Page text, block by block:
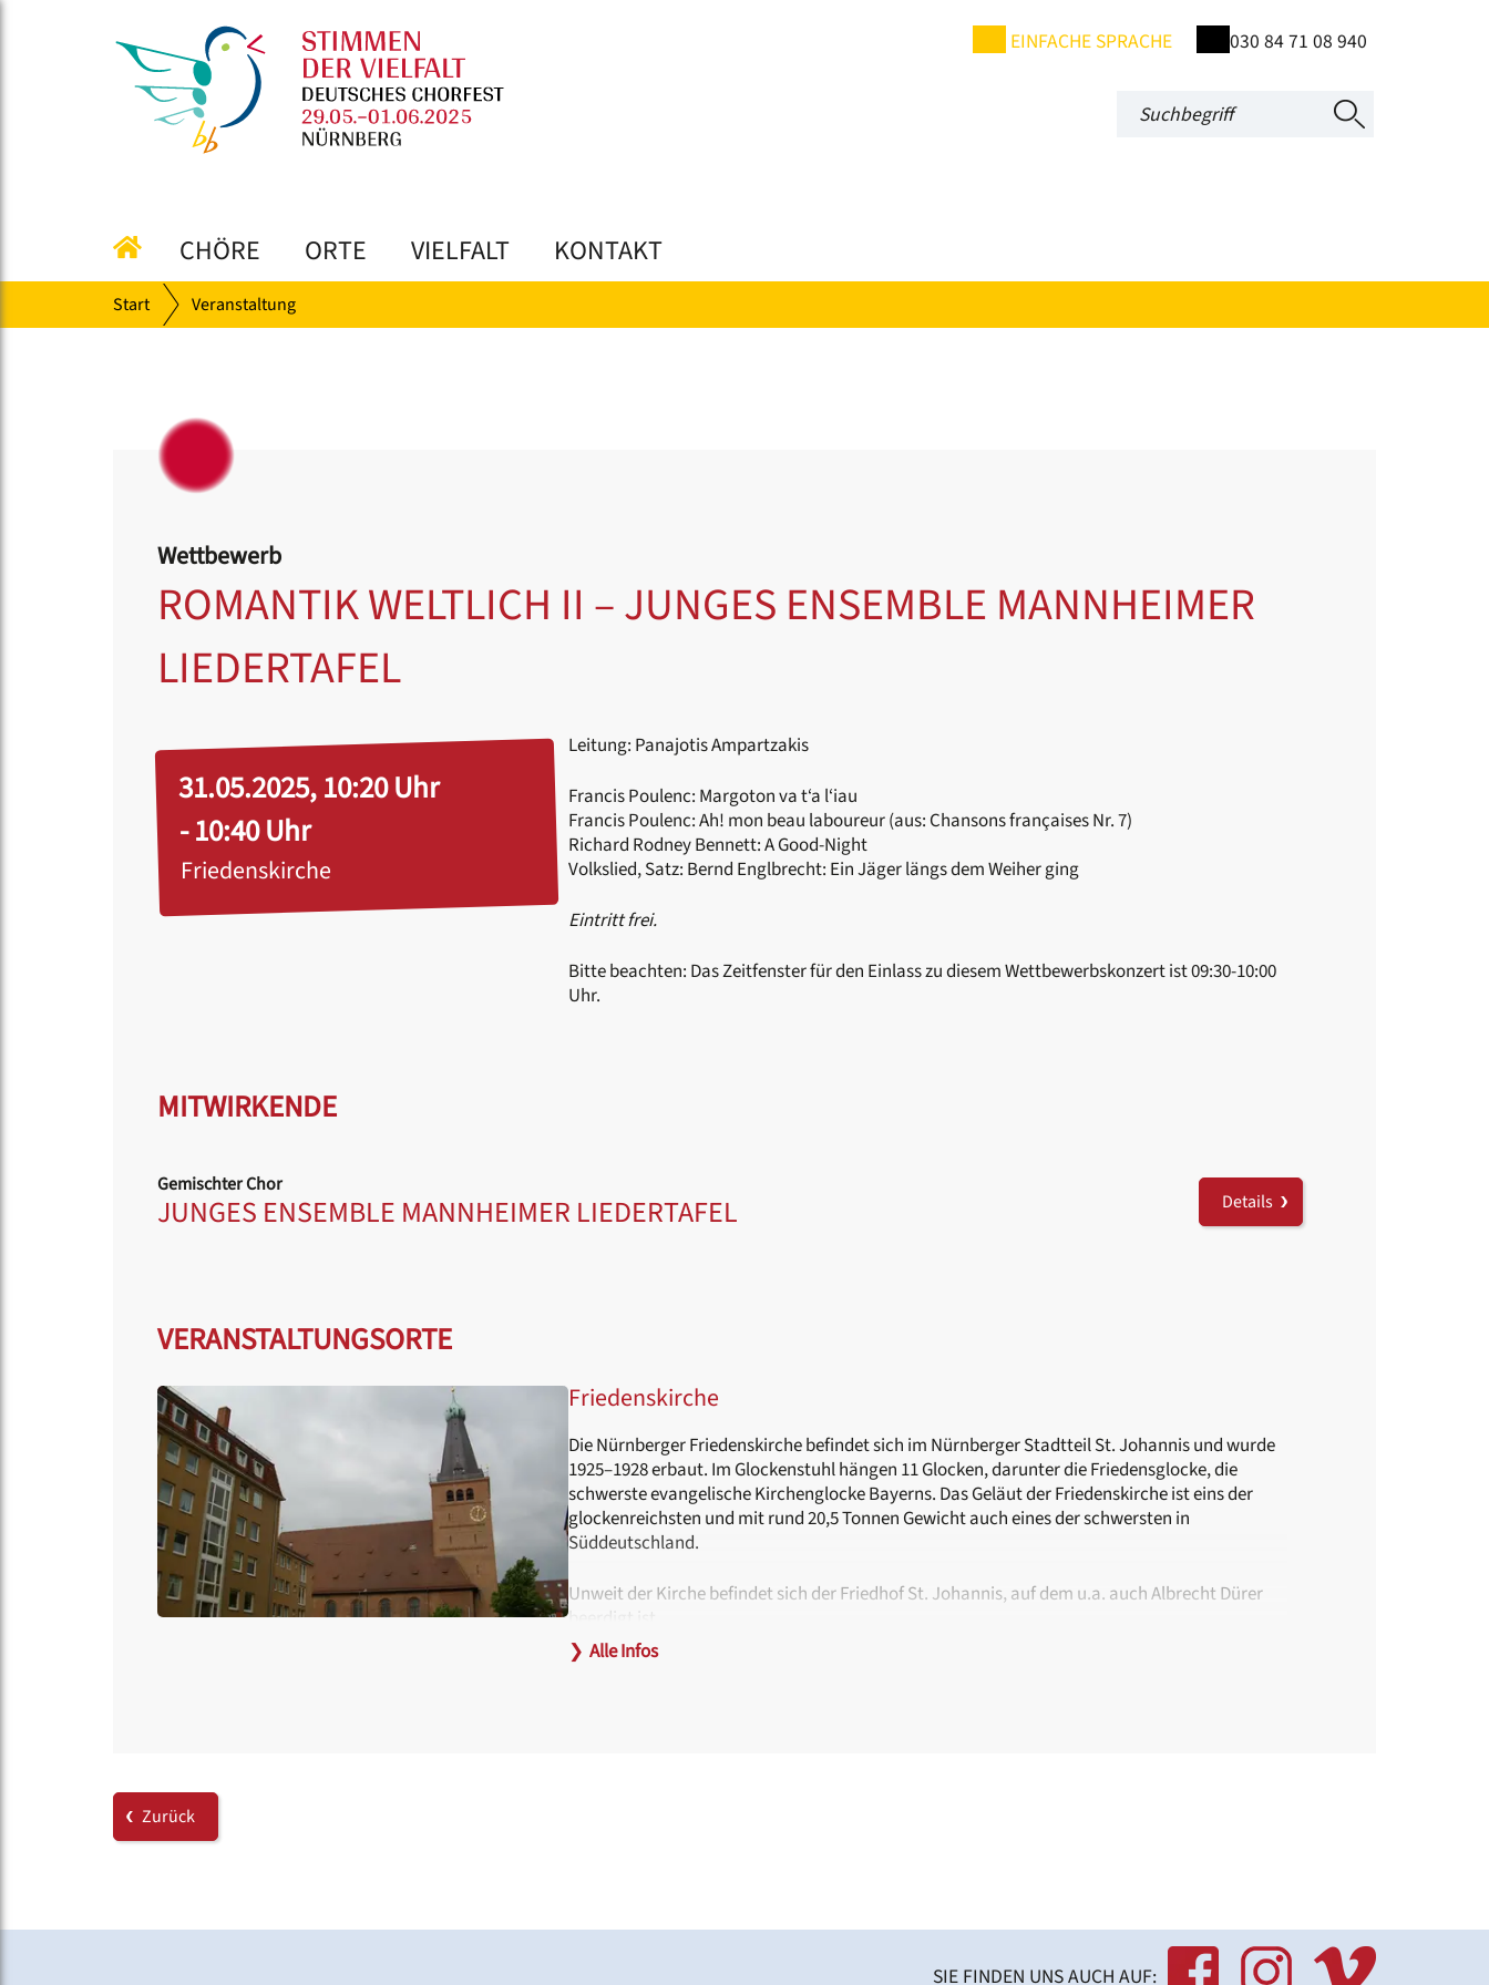
EINFACHE SPRACHE 030 84 71 08 940
CHÖRE ORTE VIELFALT KONTAKT
Start Veranstaltung
Wettbewerb
ROMANTIK WELTLICH II – JUNGES ENSEMBLE MANNHEIMER
LIEDERTAFEL
31.05.2025, 10:20 Uhr
- 10:40 Uhr
Friedenskirche
Leitung: Panajotis Ampartzakis
Francis Poulenc: Margoton va t‘a l‘iau
Francis Poulenc: Ah! mon beau laboureur (aus: Chansons françaises Nr. 7)
Richard Rodney Bennett: A Good-Night
Volkslied, Satz: Bernd Englbrecht: Ein Jäger längs dem Weiher ging
Eintritt frei.
Bitte beachten: Das Zeitfenster für den Einlass zu diesem Wettbewerbskonzert ist 09:30-10:00
Uhr.
MITWIRKENDE
Gemischter Chor
JUNGES ENSEMBLE MANNHEIMER LIEDERTAFEL Details
VERANSTALTUNGSORTE
Friedenskirche
Die Nürnberger Friedenskirche befindet sich im Nürnberger Stadtteil St. Johannis und wurde
1925–1928 erbaut. Im Glockenstuhl hängen 11 Glocken, darunter die Friedensglocke, die
schwerste evangelische Kirchenglocke Bayerns. Das Geläut der Friedenskirche ist eins der
glockenreichsten und mit rund 20,5 Tonnen Gewicht auch eines der schwersten in
Süddeutschland.
Unweit der Kirche befindet sich der Friedhof St. Johannis, auf dem u.a. auch Albrecht Dürer
beerdigt ist.
Hinweise zur Barrierefreiheit:
❯ Alle Infos
Zurück
SIE FINDEN UNS AUCH AUF: